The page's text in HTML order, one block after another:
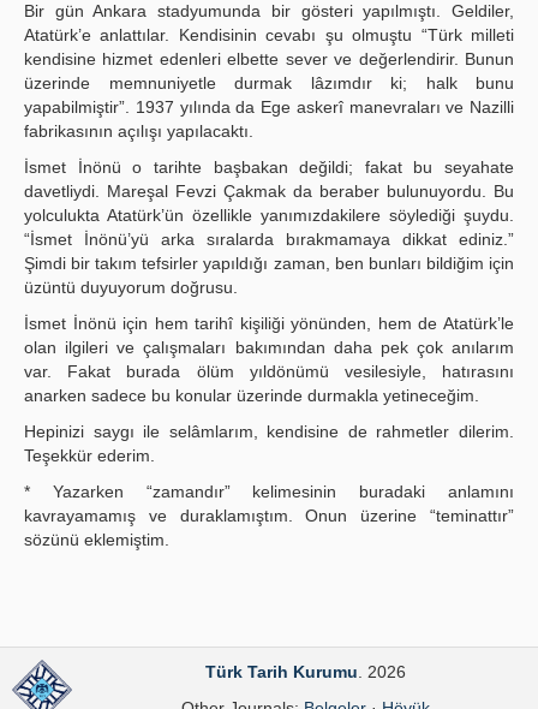
Bir gün Ankara stadyumunda bir gösteri yapılmıştı. Geldiler,
Atatürk’e anlattılar. Kendisinin cevabı şu olmuştu “Türk milleti
kendisine hizmet edenleri elbette sever ve değerlendirir. Bunun
üzerinde memnuniyetle durmak lâzımdır ki; halk bunu
yapabilmiştir”. 1937 yılında da Ege askerî manevraları ve Nazilli
fabrikasının açılışı yapılacaktı.
İsmet İnönü o tarihte başbakan değildi; fakat bu seyahate
davetliydi. Mareşal Fevzi Çakmak da beraber bulunuyordu. Bu
yolculukta Atatürk’ün özellikle yanımızdakilere söylediği şuydu.
“İsmet İnönü’yü arka sıralarda bırakmamaya dikkat ediniz.”
Şimdi bir takım tefsirler yapıldığı zaman, ben bunları bildiğim için
üzüntü duyuyorum doğrusu.
İsmet İnönü için hem tarihî kişiliği yönünden, hem de Atatürk’le
olan ilgileri ve çalışmaları bakımından daha pek çok anılarım
var. Fakat burada ölüm yıldönümü vesilesiyle, hatırasını
anarken sadece bu konular üzerinde durmakla yetineceğim.
Hepinizi saygı ile selâmlarım, kendisine de rahmetler dilerim.
Teşekkür ederim.
* Yazarken “zamandır” kelimesinin buradaki anlamını
kavrayamamış ve duraklamıştım. Onun üzerine “teminattır”
sözünü eklemiştim.
Türk Tarih Kurumu . 2026